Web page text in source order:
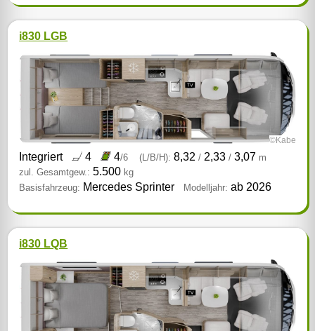
i830 LGB
©Kabe
Integriert 4 4/6 (L/B/H): 8,32/ 2,33/ 3,07 m
zul. Gesamtgew.: 5.500 kg
Basisfahrzeug: Mercedes Sprinter Modelljahr: ab 2026
i830 LQB